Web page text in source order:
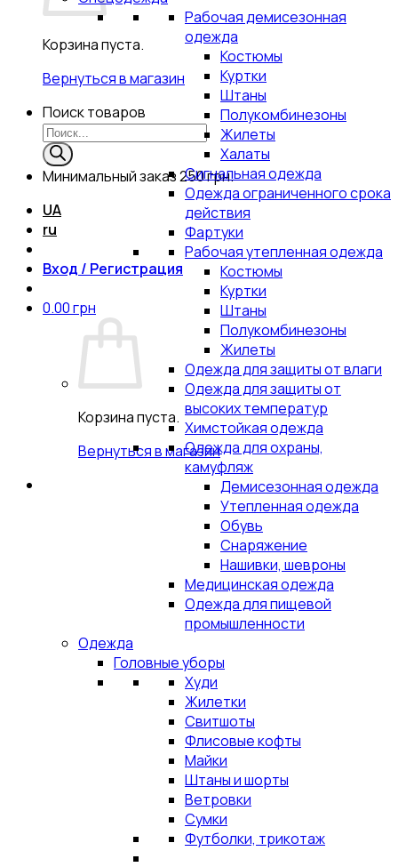
Корзина пуста.
Вернуться в магазин
Поиск товаров
Минимальный заказ250 грн.
UA
ru
Вход / Регистрация
0.00грн
Корзина пуста.
Вернуться в магазин
Рабочая демисезонная
одежда
Костюмы
Куртки
Штаны
Полукомбинезоны
Жилеты
Халаты
Сигнальная одежда
Одежда ограниченного срока
действия
Фартуки
Рабочая утепленная одежда
Костюмы
Куртки
Штаны
Полукомбинезоны
Жилеты
Одежда для защиты от влаги
Одежда для защиты от
высоких температур
Химстойкая одежда
Одежда для охраны,
камуфляж
Демисезонная одежда
Утепленная одежда
Обувь
Снаряжение
Нашивки, шевроны
Медицинская одежда
Одежда для пищевой
промышленности
Одежда
Головные уборы
Худи
Жилетки
Свитшоты
Флисовые кофты
Майки
Штаны и шорты
Ветровки
Сумки
Футболки, трикотаж